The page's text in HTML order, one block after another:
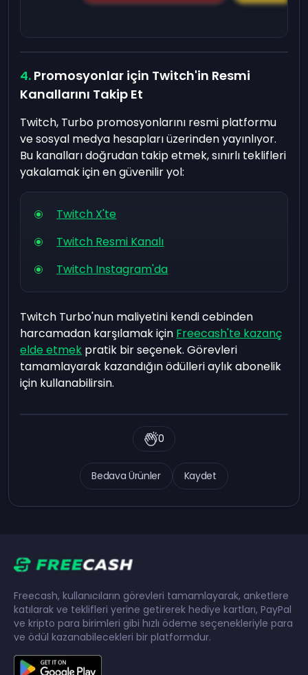
Promosyonlar için Twitch'in Resmi
Kanallarını Takip Et
Twitch, Turbo promosyonlarını resmi platformu
ve sosyal medya hesapları üzerinden yayınlıyor.
Bu kanalları doğrudan takip etmek, sınırlı teklifleri
yakalamak için en güvenilir yol:
Twitch X'te
Twitch Resmi Kanalı
Twitch Instagram'da
Twitch Turbo'nun maliyetini kendi cebinden
harcamadan karşılamak için Freecash'te kazanç
elde etmek pratik bir seçenek. Görevleri
tamamlayarak kazandığın ödülleri aylık abonelik
için kullanabilirsin.
Bedava Ürünler Kaydet
0
Freecash, kullanıcıların görevleri tamamlayarak, anketlere
katılarak ve teklifleri yerine getirerek hediye kartları, PayPal
ve kripto para birimleri gibi hızlı ödeme seçenekleriyle para
ve ödül kazanabilecekleri bir platformdur.